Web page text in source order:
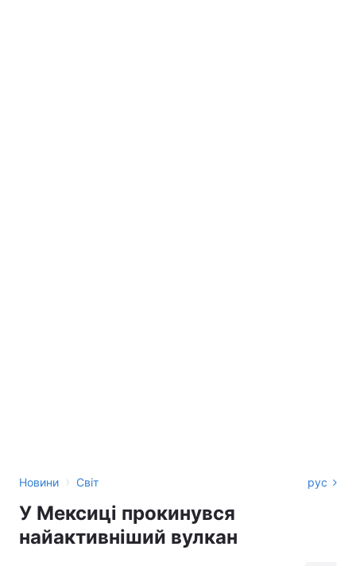
Новини › Світ рус
У Мексиці прокинувся
найактивніший вулкан